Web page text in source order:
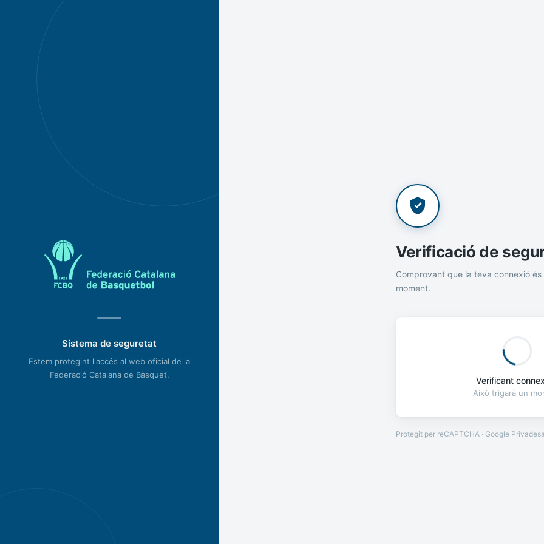
Sistema de seguretat
Estem protegint l'accés al web oficial de la
Federació Catalana de Bàsquet.
Verificació de
Comprovant que la teva connexió és
moment.
Verificant
Això trigarà un
Protegit per reCAPTCHA · Google Privadesa